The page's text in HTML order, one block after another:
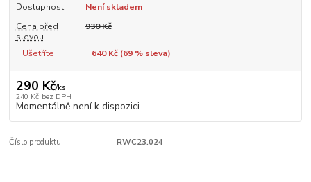
Dostupnost
Není skladem
Cena před
slevou
930 Kč
Ušetříte 640 Kč (69% sleva)
290 Kč/ks
240 Kč bez DPH
Momentálně není k dispozici
Číslo produktu: RWC23.024